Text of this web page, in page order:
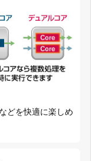
どを快適に楽しめ